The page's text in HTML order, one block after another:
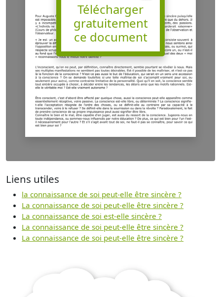
Télécharger
gratuitement
ce document
Liens utiles
la connaissance de soi peut-elle être sincère ?
La connaissance de soi peut-elle être sincère ?
La connaissance de soi est-elle sincère ?
La connaissance de soi peut-elle être sincère ?
La connaissance de soi peut-elle être sincère ?